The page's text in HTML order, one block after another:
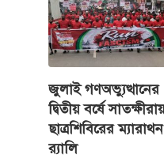
জুলাই গণঅভ্যুত্থানের
দ্বিতীয় বর্ষে
ছাত্রশিবিরের ম্যারাথন
র‌্যালি